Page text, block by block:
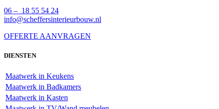
06 – 18 55 54 24
info@scheffersinterieurbouw.nl
OFFERTE AANVRAGEN
DIENSTEN
Maatwerk in Keukens
Maatwerk in Badkamers
Maatwerk in Kasten